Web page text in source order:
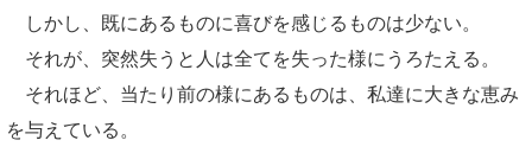
しかし、既にあるものに喜びを感じるものは少ない。
それが、突然失うと人は全てを失った様にうろたえる。
それほど、当たり前の様にあるものは、私達に大きな恵み
を与えている。